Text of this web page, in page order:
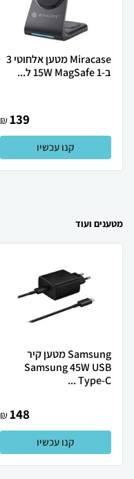
Miracase מטען אלחוטי 3
ב-1 15W MagSafe ל...
139
₪
קנו עכשיו
מטענים ועוד
Samsung מטען קיר
Samsung 45W USB
Type-C ...
148
₪
קנו עכשיו